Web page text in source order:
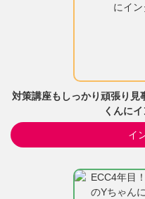
対策講座もしっかり頑張り
くんに
イ